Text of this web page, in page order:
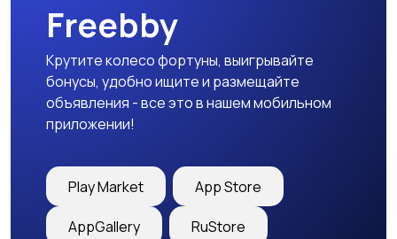
Образование и наука
закупки
Freebby
Крутите колесо фортуны, выигрывайте
бонусы, удобно ищите и размещайте
объявления - все это в нашем мобильном
приложении!
Play Market App Store
AppGallery RuStore